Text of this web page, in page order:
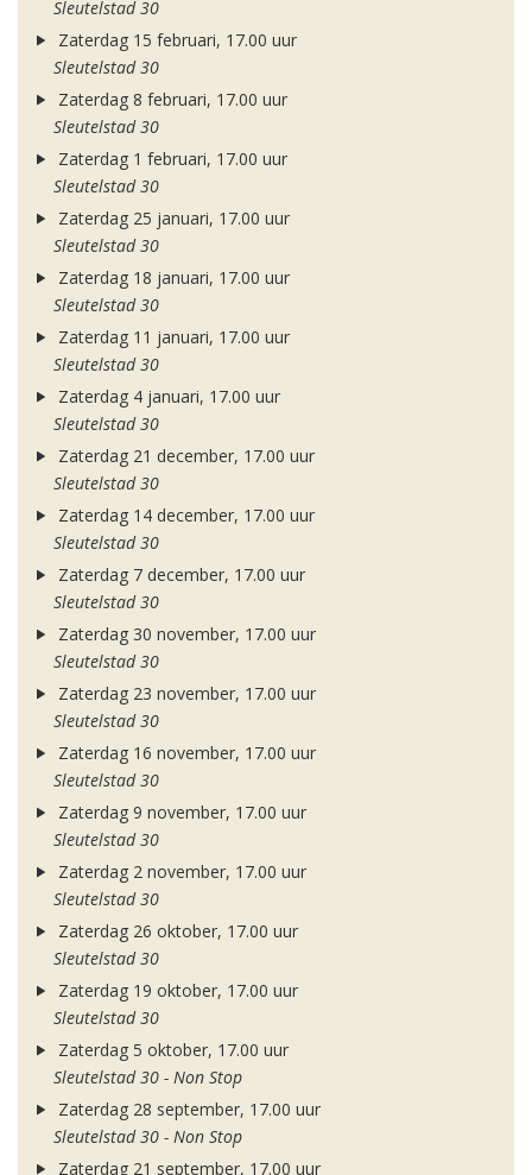
Sleutelstad 30
Zaterdag 15 februari, 17.00 uur
Sleutelstad 30
Zaterdag 8 februari, 17.00 uur
Sleutelstad 30
Zaterdag 1 februari, 17.00 uur
Sleutelstad 30
Zaterdag 25 januari, 17.00 uur
Sleutelstad 30
Zaterdag 18 januari, 17.00 uur
Sleutelstad 30
Zaterdag 11 januari, 17.00 uur
Sleutelstad 30
Zaterdag 4 januari, 17.00 uur
Sleutelstad 30
Zaterdag 21 december, 17.00 uur
Sleutelstad 30
Zaterdag 14 december, 17.00 uur
Sleutelstad 30
Zaterdag 7 december, 17.00 uur
Sleutelstad 30
Zaterdag 30 november, 17.00 uur
Sleutelstad 30
Zaterdag 23 november, 17.00 uur
Sleutelstad 30
Zaterdag 16 november, 17.00 uur
Sleutelstad 30
Zaterdag 9 november, 17.00 uur
Sleutelstad 30
Zaterdag 2 november, 17.00 uur
Sleutelstad 30
Zaterdag 26 oktober, 17.00 uur
Sleutelstad 30
Zaterdag 19 oktober, 17.00 uur
Sleutelstad 30
Zaterdag 5 oktober, 17.00 uur
Sleutelstad 30 - Non Stop
Zaterdag 28 september, 17.00 uur
Sleutelstad 30 - Non Stop
Zaterdag 21 september, 17.00 uur